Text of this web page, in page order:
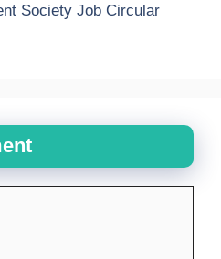
Society Job Circular